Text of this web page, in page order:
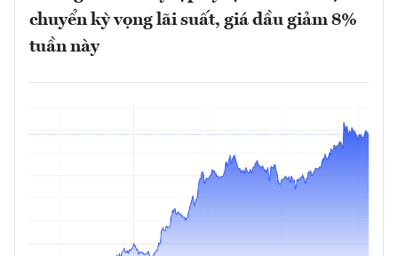
chuyển kỳ vọng lãi suất, giá dầu giảm 8%
tuần này